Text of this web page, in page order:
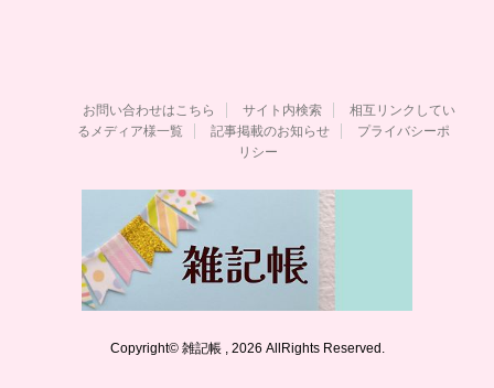
お問い合わせはこちら サイト内検索
相互リンクしてい
るメディア様一覧
記事掲載のお知らせ
プライバシーポ
リシー
Copyright© 雑記帳 , 2026 AllRights Reserved.